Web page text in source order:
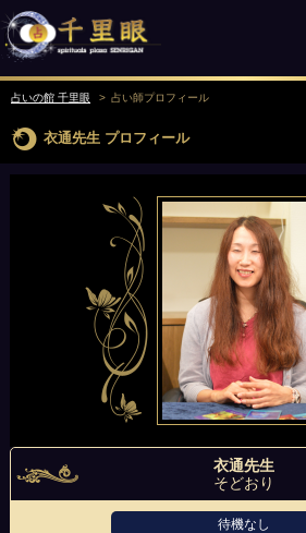
占いの館 千里眼 占い師プロフィール
衣通先生 プロフィール
衣通先生
そどおり
待機なし